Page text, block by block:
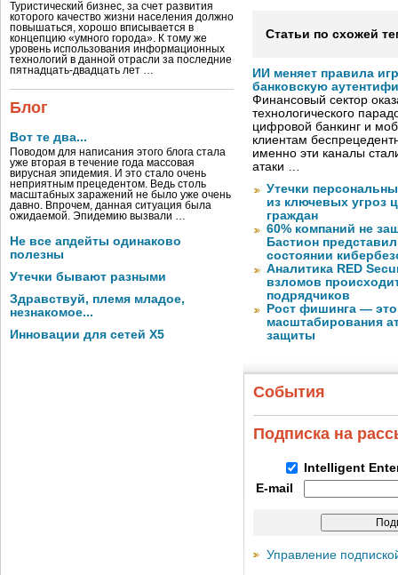
Туристический бизнес, за счет развития
которого качество жизни населения должно
повышаться, хорошо вписывается в
концепцию «умного города». К тому же
уровень использования информационных
технологий в данной отрасли за последние
пятнадцать-двадцать лет …
Блог
Вот те два...
Поводом для написания этого блога стала
уже вторая в течение года массовая
вирусная эпидемия. И это стало очень
неприятным прецедентом. Ведь столь
масштабных заражений не было уже очень
давно. Впрочем, данная ситуация была
ожидаемой. Эпидемию вызвали …
Не все апдейты одинаково
полезны
Утечки бывают разными
Здравствуй, племя младое,
незнакомое...
Инновации для сетей X5
Статьи по схожей
ИИ меняет правила
банковскую
Финансовый сектор
технологического
цифровой банкинг и
клиентам
именно эти каналы
атаки …
Утечки
из ключевых угроз
граждан
60% компаний не
Бастион
состоянии
Аналитика RED
взломов
подрядчиков
Рост фишинга —
масштабирования
защиты
События
Подписка на
Intelligent
E-mail
Управление